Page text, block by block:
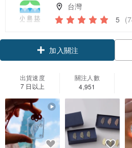
台灣
5
加入關注
出貨速度
7 日以上
關注人數
4,951